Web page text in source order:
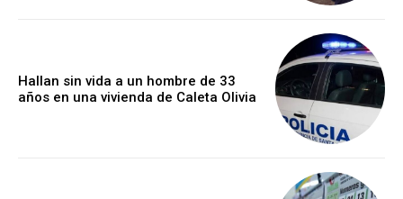
Hallan sin vida a un hombre de 33
años en una vivienda de Caleta Olivia